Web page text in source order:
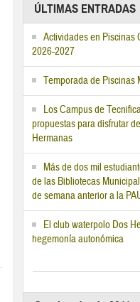
ÚLTIMAS ENTRADAS
Actividades en Piscinas
2026-2027
Temporada de Piscinas
Los Campus de
propuestas para disfrutar
Hermanas
Más de dos mil
de las Bibliotecas
de semana anterior a la
El club waterpolo Dos
hegemonía autonómica